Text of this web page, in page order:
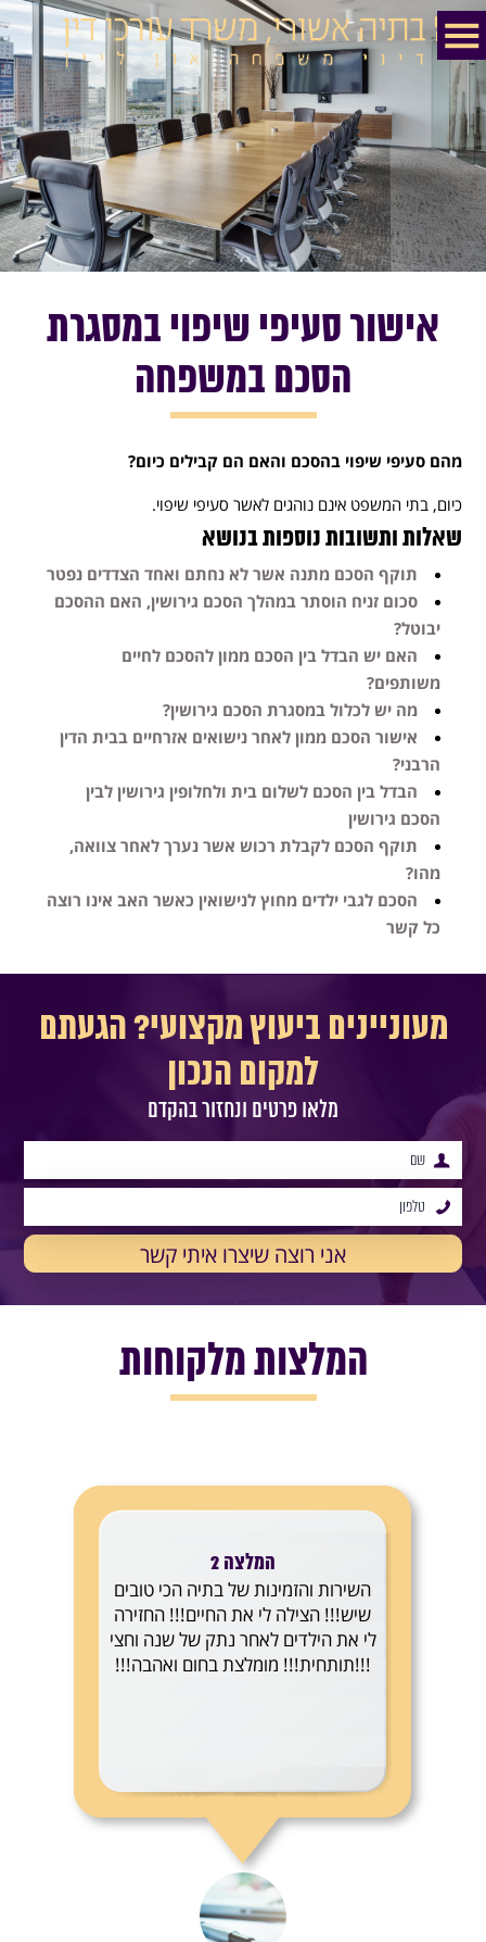
אישור סעיפי שיפוי במסגרת
הסכם במשפחה
מהם סעיפי שיפוי בהסכם והאם הם קבילים כיום?
כיום, בתי המשפט אינם נוהגים לאשר סעיפי שיפוי.
שאלות ותשובות נוספות בנושא
תוקף הסכם מתנה אשר לא נחתם ואחד הצדדים נפטר
סכום זניח הוסתר במהלך הסכם גירושין, האם ההסכם
יבוטל?
האם יש הבדל בין הסכם ממון להסכם לחיים
משותפים?
מה יש לכלול במסגרת הסכם גירושין?
אישור הסכם ממון לאחר נישואים אזרחיים בבית הדין
הרבני?
הבדל בין הסכם לשלום בית ולחלופין גירושין לבין
הסכם גירושין
תוקף הסכם לקבלת רכוש אשר נערך לאחר צוואה,
מהו?
הסכם לגבי ילדים מחוץ לנישואין כאשר האב אינו רוצה
כל קשר
מעוניינים ביעוץ מקצועי? הגעתם
למקום הנכון
מלאו פרטים ונחזור בהקדם
המלצות מלקוחות
המלצה 2
השירות והזמינות של בתיה הכי טובים
שיש!!! הצילה לי את החיים!!! החזירה
לי את הילדים לאחר נתק של שנה וחצי
!!!תותחית!!! מומלצת בחום ואהבה!!!